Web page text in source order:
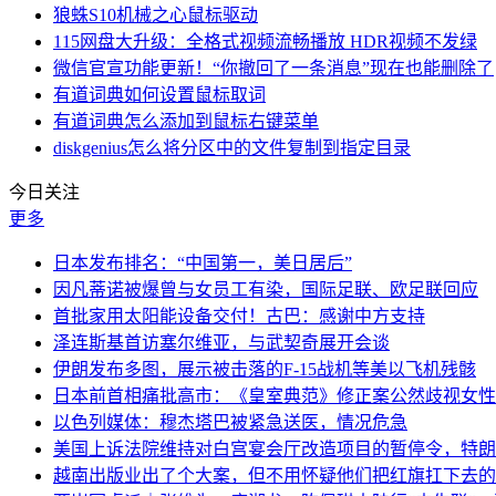
狼蛛S10机械之心鼠标驱动
115网盘大升级：全格式视频流畅播放 HDR视频不发绿
微信官宣功能更新！“你撤回了一条消息”现在也能删除了
有道词典如何设置鼠标取词
有道词典怎么添加到鼠标右键菜单
diskgenius怎么将分区中的文件复制到指定目录
今日关注
更多
日本发布排名：“中国第一，美日居后”
因凡蒂诺被爆曾与女员工有染，国际足联、欧足联回应
首批家用太阳能设备交付！古巴：感谢中方支持
泽连斯基首访塞尔维亚，与武契奇展开会谈
伊朗发布多图，展示被击落的F-15战机等美以飞机残骸
日本前首相痛批高市：《皇室典范》修正案公然歧视女性
以色列媒体：穆杰塔巴被紧急送医，情况危急
美国上诉法院维持对白宫宴会厅改造项目的暂停令，特
越南出版业出了个大案，但不用怀疑他们把红旗扛下去